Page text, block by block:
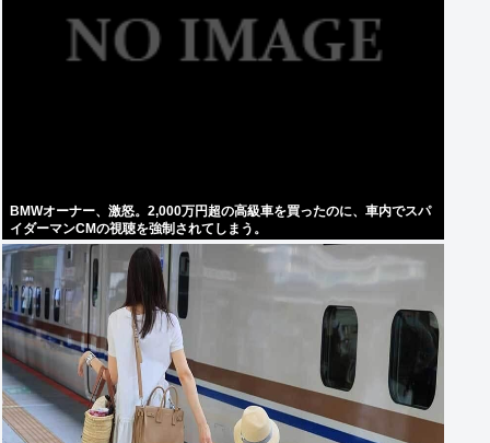
BMWオーナー、激怒。2,000万円超の高級車を買ったのに、車内でスパ
イダーマンCMの視聴を強制されてしまう。